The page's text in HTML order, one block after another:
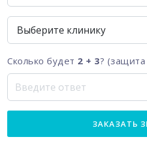
Сколько будет 2 + 3? (защита
ЗАКАЗАТЬ